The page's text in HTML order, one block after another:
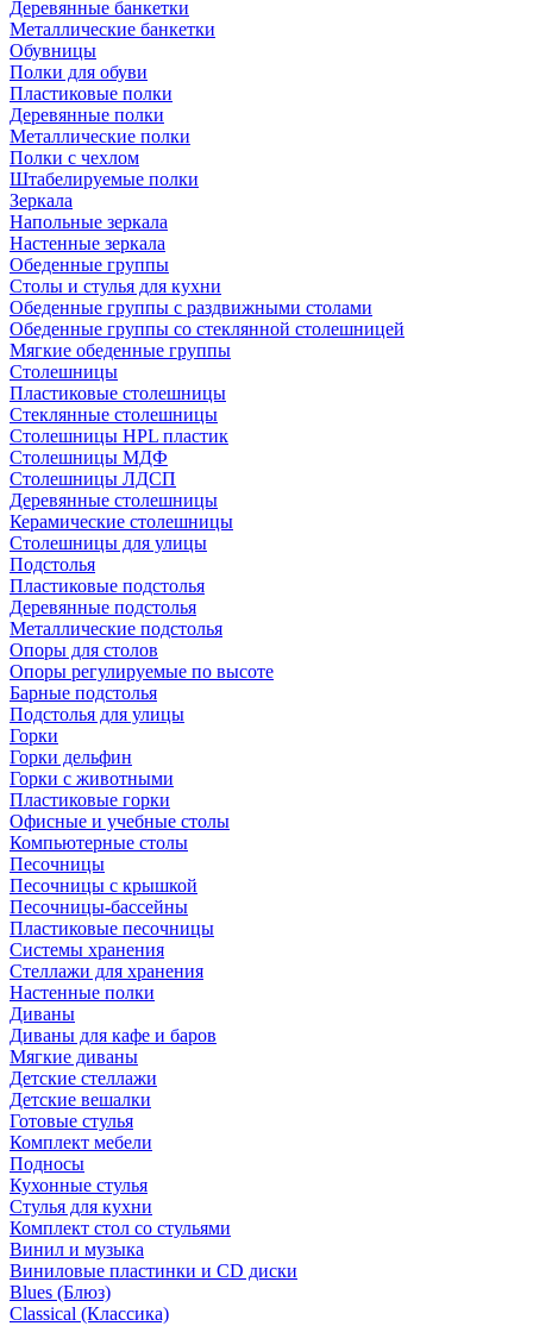
Деревянные банкетки
Металлические банкетки
Обувницы
Полки для обуви
Пластиковые полки
Деревянные полки
Металлические полки
Полки с чехлом
Штабелируемые полки
Зеркала
Напольные зеркала
Настенные зеркала
Обеденные группы
Столы и стулья для кухни
Обеденные группы с раздвижными столами
Обеденные группы со стеклянной столешницей
Мягкие обеденные группы
Столешницы
Пластиковые столешницы
Стеклянные столешницы
Столешницы HPL пластик
Столешницы МДФ
Столешницы ЛДСП
Деревянные столешницы
Керамические столешницы
Столешницы для улицы
Подстолья
Пластиковые подстолья
Деревянные подстолья
Металлические подстолья
Опоры для столов
Опоры регулируемые по высоте
Барные подстолья
Подстолья для улицы
Горки
Горки дельфин
Горки с животными
Пластиковые горки
Офисные и учебные столы
Компьютерные столы
Песочницы
Песочницы с крышкой
Песочницы-бассейны
Пластиковые песочницы
Системы хранения
Стеллажи для хранения
Настенные полки
Диваны
Диваны для кафе и баров
Мягкие диваны
Детские стеллажи
Детские вешалки
Готовые стулья
Комплект мебели
Подносы
Кухонные стулья
Стулья для кухни
Комплект стол со стульями
Винил и музыка
Виниловые пластинки и CD диски
Blues (Блюз)
Classical (Классика)